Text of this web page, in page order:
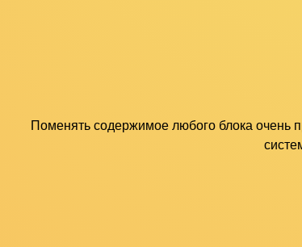
Поменять содержимое любого блока очень